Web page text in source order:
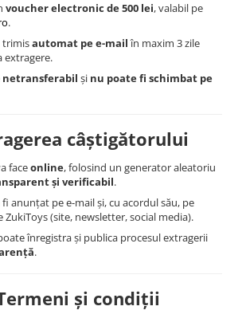
voucher electronic de 500 lei, valabil pe
.
trimisautomat pe e-mailîn maxim 3 zile
extragere.
netransferabil și nu poate fi schimbat pe
câștigătorului
faceonline, folosind un generator aleatoriu
și verificabil.
anunțat pe e-mail și, cu acordul său, pe
ZukiToys (site, newsletter, social media).
înregistra și publica procesul extragerii
.
și condiții